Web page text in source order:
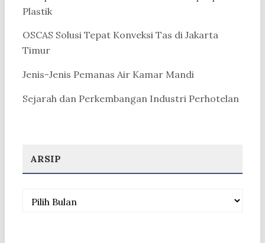
Plastik
OSCAS Solusi Tepat Konveksi Tas di Jakarta
Timur
Jenis-Jenis Pemanas Air Kamar Mandi
Sejarah dan Perkembangan Industri Perhotelan
ARSIP
Arsip